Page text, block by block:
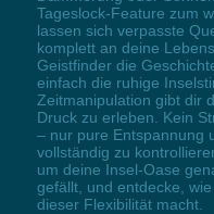
Tageslock-Feature zum
lassen sich verpasste
komplett an deine
Geistfinder die
einfach die ruhige
Zeitmanipulation gibt dir
Druck zu erleben. Kein
– nur pure Entspannung
vollständig zu
um deine Insel-Oase
gefällt, und entdecke,
dieser Flexibilität macht.